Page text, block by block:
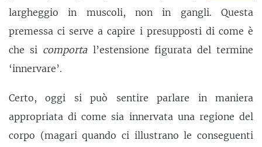
largheggio in muscoli, non in gangli. Questa
premessa ci serve a capire i presupposti di come è
che si comportal’estensione figurata del termine
‘innervare’.
Certo, oggi si può sentire parlare in maniera
appropriata di come sia innervata una regione del
corpo (magari quando ci illustrano le conseguenti